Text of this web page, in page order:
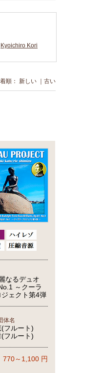
Kyoichiro Kori
順： 新しい 古い
なるデュオ
～クーラ
ジェクト第4弾
体名
フルート)
フルート)
770～1,100 円